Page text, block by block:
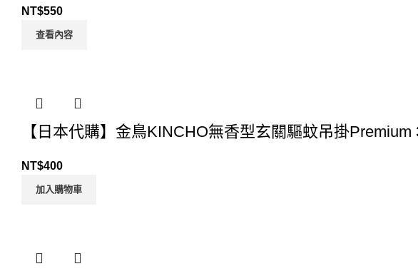
NT$550
查看內容
【日本代購】金鳥KINCHO無香型玄關驅蚊吊掛Premium
NT$400
加入購物車